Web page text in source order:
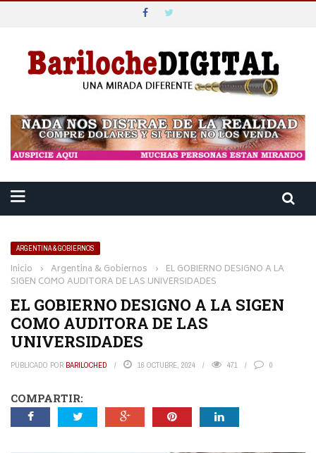
ARGENTINA & GOBIERNOS
Inicio › Argentina & Gobiernos › EL GOBIERNO DESIGNO A LA
SIGEN COMO AUDITORA DE LAS UNIVERSIDADES
EL GOBIERNO DESIGNO A LA SIGEN
COMO AUDITORA DE LAS
UNIVERSIDADES
PUBLICADO POR BARILOCHED 16 OCTUBRE, 2024 471 0
COMPARTIR: